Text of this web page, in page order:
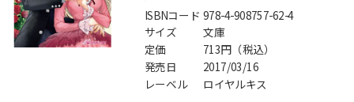
arca comics
G-Lish
ジャンルから探す
メニュー
ISBNコード 978-4-908757-62-4
サイズ
文庫
定価
713円（税込）
発売日 2017/03/16
レーベル ロイヤルキス